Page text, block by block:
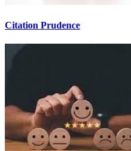
Citation Prudence